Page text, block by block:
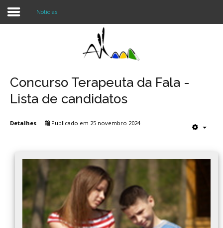
Projetos
Contactos
Notícias
Concurso Terapeuta da Fala -
Lista de candidatos
Detalhes Publicado em 25 novembro 2024